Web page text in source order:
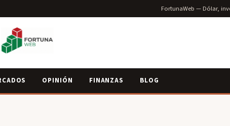
FortunaWeb — Dólar,
OPINIÓN FINANZAS BLOG